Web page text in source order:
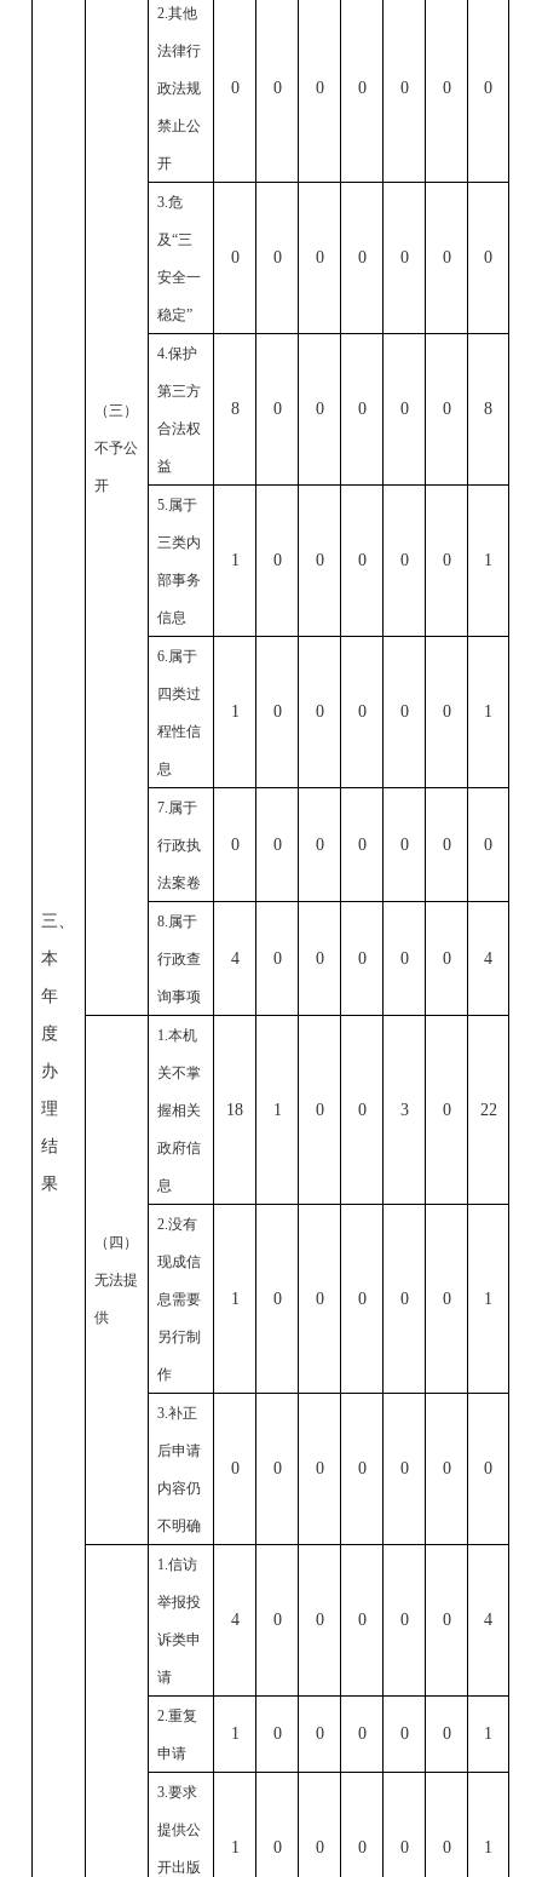
三、
本
年
度
办
理
结
果
（三）
不予公
开
2.其他
法律行
政法规
禁止公
开
0 0 0 0 0 0 0
3.危
及“三
安全一
稳定”
0 0 0 0 0 0 0
4.保护
第三方
合法权
益
8 0 0 0 0 0 8
5. 属于
三类内
部事务
信息
1 0 0 0 0 0 1
6. 属于
四类过
程性信
息
1 0 0 0 0 0 1
7. 属于
行政执
法案卷
0 0 0 0 0 0 0
8. 属于
行政查
询事项
4 0 0 0 0 0 4
（四）
无法提
供
1.本机
关不掌
握相关
政府信
息
18 1 0 0 3 0 22
2.没有
现成信
息需要
另行制
作
1 0 0 0 0 0 1
3.补正
后申请
内容仍
不明确
0 0 0 0 0 0 0
1.信访
举报投
诉类申
请
4 0 0 0 0 0 4
2.重复
申请
1 0 0 0 0 0 1
3.要求
提供公
开出版
1 0 0 0 0 0 1